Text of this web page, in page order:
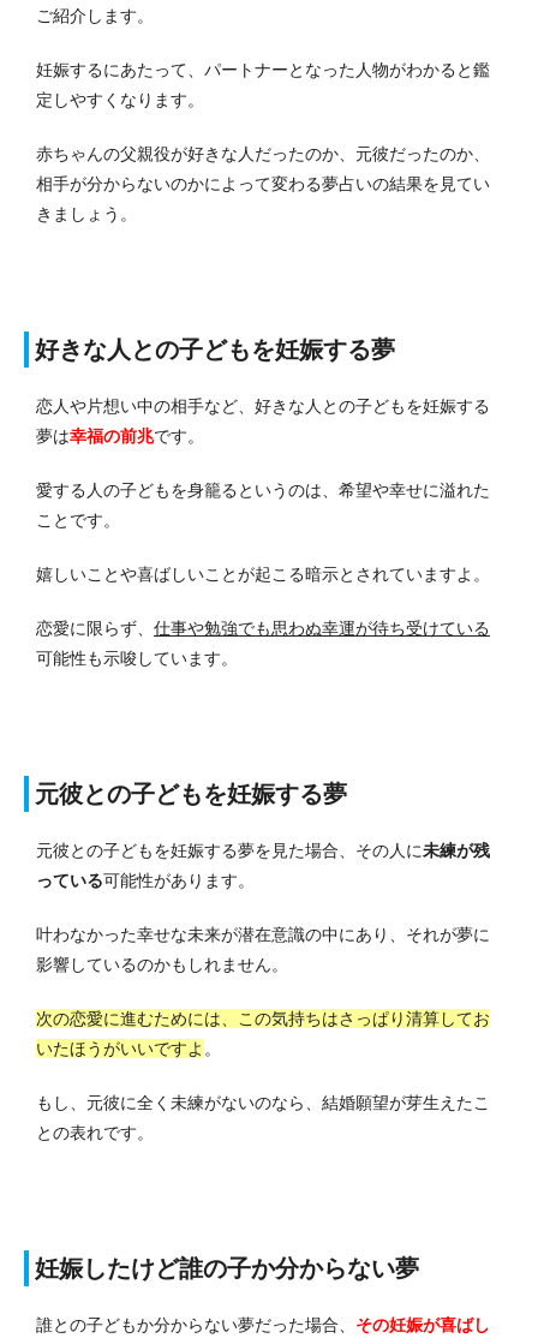
ご紹介します。
妊娠するにあたって、パートナーとなった人物がわかると鑑
定しやすくなります。
赤ちゃんの父親役が好きな人だったのか、元彼だったのか、
相手が分からないのかによって変わる夢占いの結果を見てい
きましょう。
好きな人との子どもを妊娠する夢
恋人や片想い中の相手など、好きな人との子どもを妊娠する
夢は幸福の前兆です。
愛する人の子どもを身籠るというのは、希望や幸せに溢れた
ことです。
嬉しいことや喜ばしいことが起こる暗示とされていますよ。
恋愛に限らず、 仕事や勉強でも思わぬ幸運が待ち受けている
可能性も示唆しています。
元彼との子どもを妊娠する夢
元彼との子どもを妊娠する夢を見た場合、その人に未練が残
っている可能性があります。
叶わなかった幸せな未来が潜在意識の中にあり、それが夢に
影響しているのかもしれません。
次の恋愛に進むためには、この気持ちはさっぱり清算してお
いたほうがいいですよ 。
もし、元彼に全く未練がないのなら、結婚願望が芽生えたこ
との表れです。
妊娠したけど誰の子か分からない夢
誰との子どもか分からない夢だった場合、 その妊娠が喜ばし